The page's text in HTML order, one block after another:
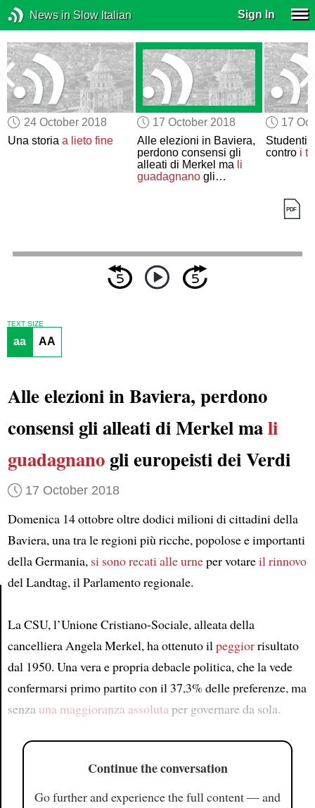
News in Slow Italian Sign In
24 October 2018
Una storiaa lieto fine
17 October 2018
Alle elezioni in Baviera,
perdono consensi gli
alleati di Merkel ma li
guadagnanogli
17
Studenti
contro i
Article
TEXT SIZE
aa AA
Alle elezioni in Baviera, perdono
consensi gli alleati di Merkel mali
guadagnanogli europeisti dei Verdi
17 October 2018
Domenica 14 ottobre oltre dodici milioni di cittadini della
Baviera, una tra le regioni più ricche, popolose e importanti
della Germania, si sono recati alle urneper votareil rinnovo
del Landtag, il Parlamento regionale.
La CSU, l’Unione Cristiano-Sociale, alleata della
cancelliera Angela Merkel, ha ottenuto ilpeggiorrisultato
dal 1950. Una vera e propria debacle politica, che la vede
confermarsi primo partito con il 37,3% delle preferenze, ma
senzauna maggioranza assolutaper governare da sola.
Continue the conversation
Go further and experience the full content — and